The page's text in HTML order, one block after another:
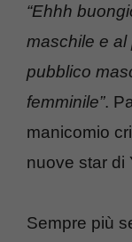
“Ehhh
maschile e al
pubblico
femminile”.
manicomio
nuove star di
Sempre più